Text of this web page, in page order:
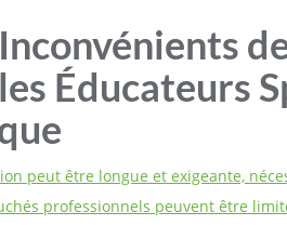
Éducateurs
peut être longue et exigeante,
professionnels peuvent être